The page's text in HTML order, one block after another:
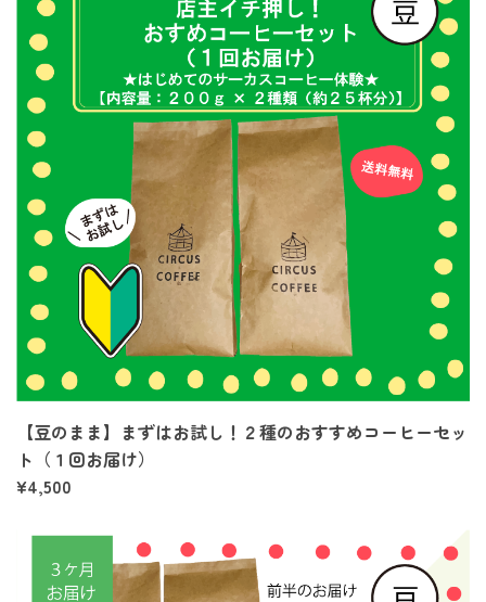
【豆のまま】まずはお試し！２種のおすすめコーヒーセッ
ト（１回お届け）
¥4,500